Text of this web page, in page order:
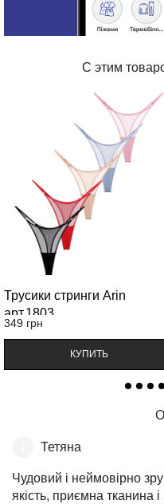
С этим
Трусики стринги Arin
арт.1803
349 грн
КУПИТЬ
Тетяна
Чудовий і неймовірно
якість, приємна тканина